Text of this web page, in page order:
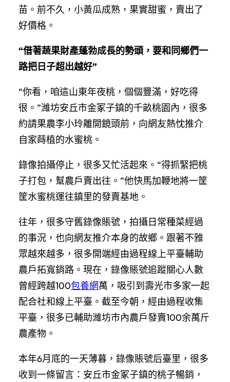
苗。前不久，小黃瓜成熟，果實甜蜜，賣出了
好價格。
“借著蔬果財產蓬勃成長的勢頭，要和同鄉們一
路把日子超出越好”
“你看，咱這山東年夜桃，個個豐滿，好吃得
很。”濰坊安丘市金冢子鎮的千畝桃園內，很多
約請果農李小玲離開鏡頭前，向網友熱忱推介
自家蒔植的水蜜桃。
錄像拍攝停止，很多又忙活起來。“得抓緊把桃
子打包，幫農戶賣出往。”他快馬加鞭地將一筐
筐水蜜桃運往鎮里的發賣基地。
往年，很多守舊錄像賬號，拍攝日常種菜經過
的事況，也向網友推介本身的故鄉。跟著不雅
眾越來越多，很多開端經由過程線上平臺輔助
農戶拓寬銷路。現在，錄像賬號追蹤關心人數
曾經跨越100包養網萬，吸引到壽光市多家一起
配合社和線上平臺。截至今朝，經由過程收集
平臺，很多已輔助濰坊市內農戶發賣100余萬斤
農產物。
本年6月底的一天薄暮，錄像賬號后臺里，很多
收到一條留言：安丘市金冢子鎮的桃子暢銷，